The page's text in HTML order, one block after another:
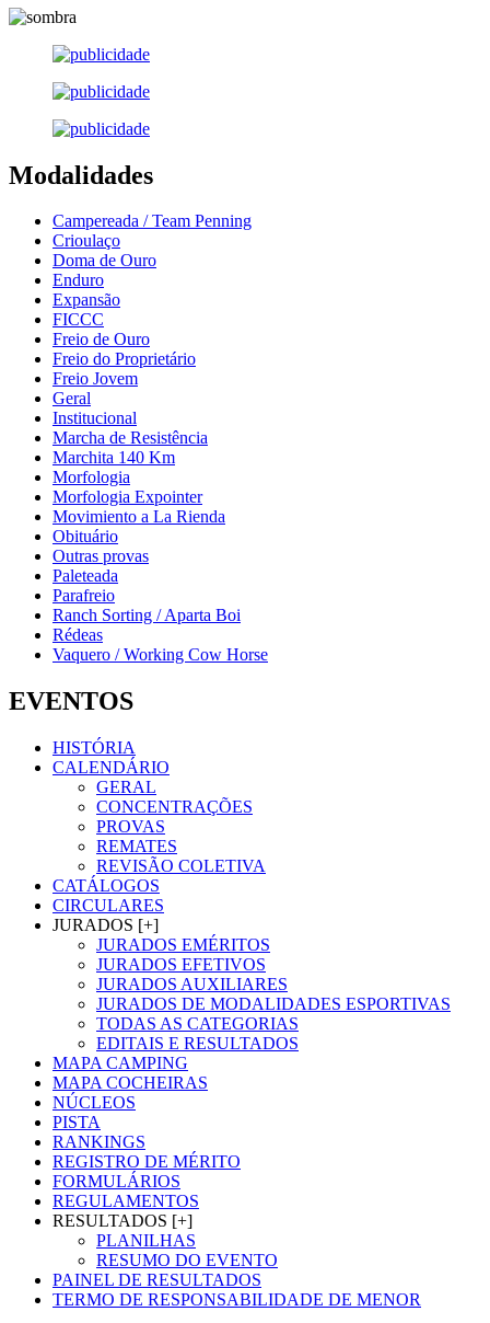
Modalidades
Campereada / Team Penning
Crioulaço
Doma de Ouro
Enduro
Expansão
FICCC
Freio de Ouro
Freio do Proprietário
Freio Jovem
Geral
Institucional
Marcha de Resistência
Marchita 140 Km
Morfologia
Morfologia Expointer
Movimiento a La Rienda
Obituário
Outras provas
Paleteada
Parafreio
Ranch Sorting / Aparta Boi
Rédeas
Vaquero / Working Cow Horse
EVENTOS
HISTÓRIA
CALENDÁRIO
GERAL
CONCENTRAÇÕES
PROVAS
REMATES
REVISÃO COLETIVA
CATÁLOGOS
CIRCULARES
JURADOS [+]
JURADOS EMÉRITOS
JURADOS EFETIVOS
JURADOS AUXILIARES
JURADOS DE MODALIDADES ESPORTIVAS
TODAS AS CATEGORIAS
EDITAIS E RESULTADOS
MAPA CAMPING
MAPA COCHEIRAS
NÚCLEOS
PISTA
RANKINGS
REGISTRO DE MÉRITO
FORMULÁRIOS
REGULAMENTOS
RESULTADOS [+]
PLANILHAS
RESUMO DO EVENTO
PAINEL DE RESULTADOS
TERMO DE RESPONSABILIDADE DE MENOR